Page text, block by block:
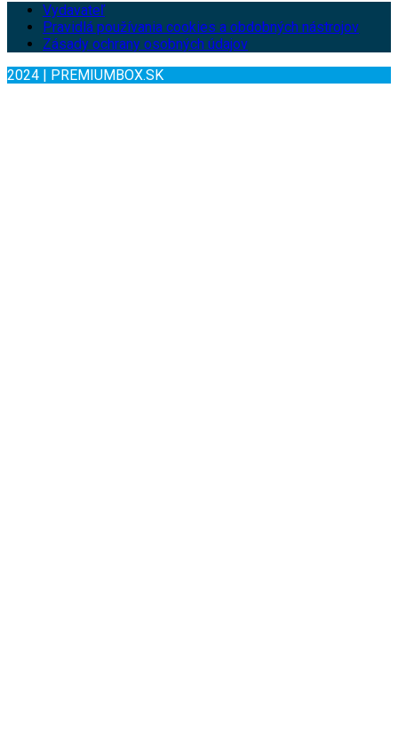
Vydavateľ
Pravidlá používania cookies a obdobných nástrojov
Zásady ochrany osobných údajov
2024 | PREMIUMBOX.SK